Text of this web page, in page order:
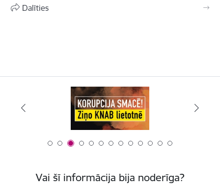
Dalīties
Vai šī informācija bija noderīga?